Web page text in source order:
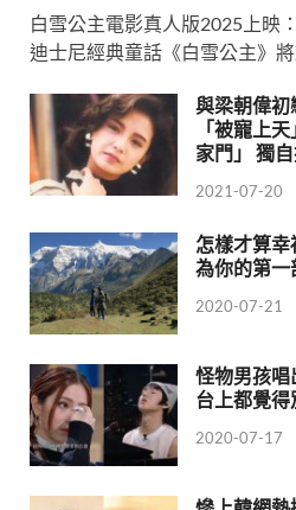
白雪公主電影真人版2025上映
迪士尼經典童話《白雪公主》
與梁朝偉初
「被寵上
家門」 獨
2021-07-20
怎樣才算
為你的第一
2020-07-21
怪物男孩
台上都覺
2020-07-17